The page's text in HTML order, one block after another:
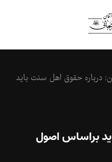
درباره حقوق اهل سنت باید
براساس اصول